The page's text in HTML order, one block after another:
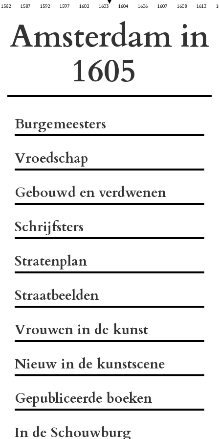
1582 1587 1592 1597 1602 1603 1604 1606 1607 1608 1613
Amsterdam in
Burgemeesters
Vroedschap
Gebouwd en verdwenen
Schrijfsters
Stratenplan
Straatbeelden
Vrouwen in de kunst
Nieuw in de kunstscene
Gepubliceerde boeken
In de Schouwburg